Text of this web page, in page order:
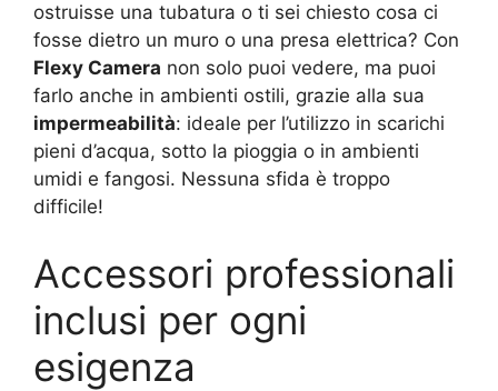
ostruisse una tubatura o ti sei chiesto cosa ci
fosse dietro un muro o una presa elettrica? Con
Flexy Camera non solo puoi vedere, ma puoi
farlo anche in ambienti ostili, grazie alla sua
impermeabilità: ideale per l’utilizzo in scarichi
pieni d’acqua, sotto la pioggia o in ambienti
umidi e fangosi. Nessuna sfida è troppo
difficile!
Accessori professionali
inclusi per ogni
esigenza